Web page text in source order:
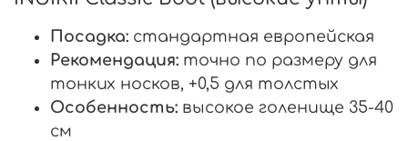
Посадка: стандартная европейская
Рекомендация: точно по размеру для
тонких носков, +0,5 для толстых
Особенность: высокое голенище 35-40
см